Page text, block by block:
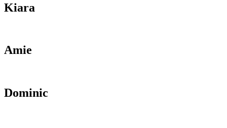
Kiara
Amie
Dominic